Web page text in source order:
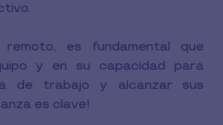
es fundamental que
y en su capacidad para
de trabajo y alcanzar sus
es clave!